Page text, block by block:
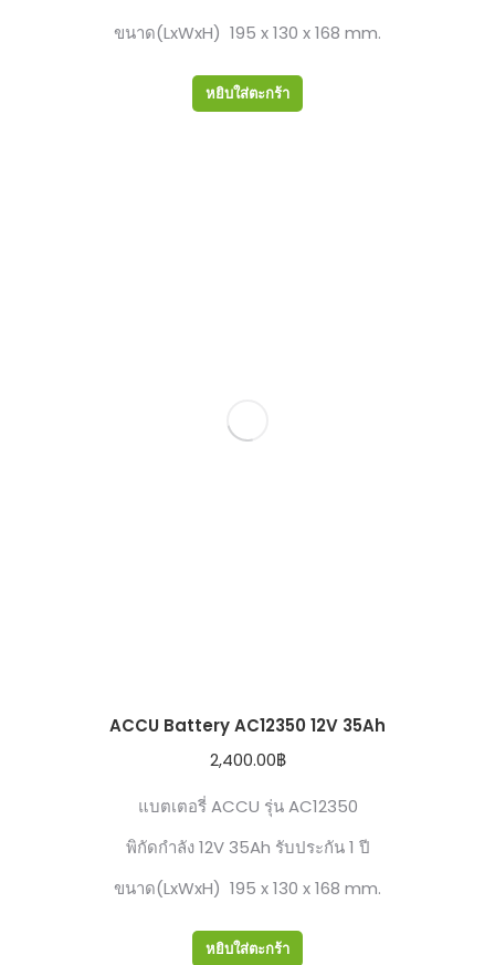
ขนาด(LxWxH) 195 x 130 x 168 mm.
หยิบใส่ตะกร้า
ACCU Battery AC12350 12V 35Ah
2,400.00฿
แบตเตอรี่ ACCU รุ่น AC12350
พิกัดกำลัง 12V 35Ah รับประกัน 1 ปี
ขนาด(LxWxH) 195 x 130 x 168 mm.
หยิบใส่ตะกร้า